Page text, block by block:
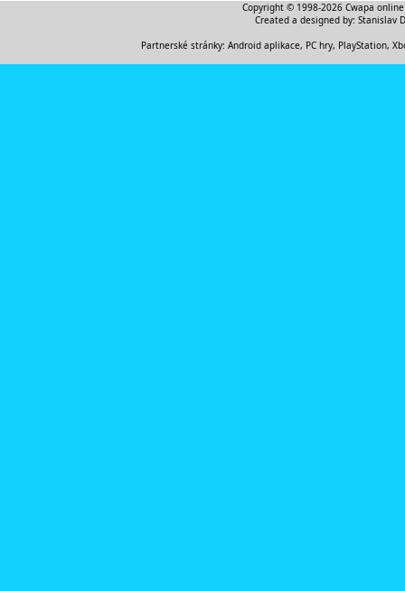
Copyright © 1998-2026 Cwapa
Created a designed by: Stanislav
Partnerské stránky: Android aplikace, PC hry, PlayStation,